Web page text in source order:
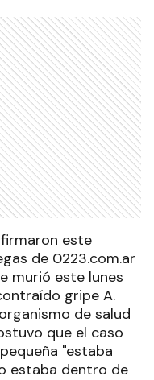
este
de 0223.com.ar
murió este lunes
gripe A.
de salud
que el caso
"estaba
estaba dentro de